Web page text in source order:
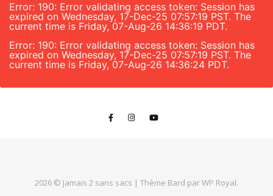
Error: 190: Error validating access token: Session has
expired on Wednesday, 17-Dec-25 07:57:19 PST. The
current time is Friday, 07-Aug-26 14:36:19 PDT.
Error: 190: Error validating access token: Session has
expired on Wednesday, 17-Dec-25 07:57:19 PST. The
current time is Friday, 07-Aug-26 14:36:24 PDT.
2026 © Jamais 2 sans sacs | Thème Bard parWP Royal.